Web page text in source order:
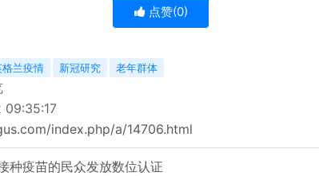
点赞(0)
格兰疫情 新冠研究 老年群体
09:35:17
index.php/a/14706.html
种疫苗的民众发放数位认证